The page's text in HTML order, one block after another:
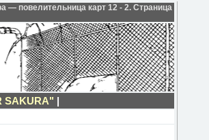
— повелительница карт 12 - 2. Страница
|